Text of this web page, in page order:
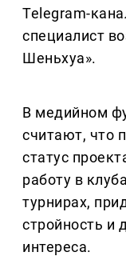
Telegram-
специалист
Шеньхуа».
В медийном
считают, что
статус
работу в
турнирах,
стройность и
интереса.